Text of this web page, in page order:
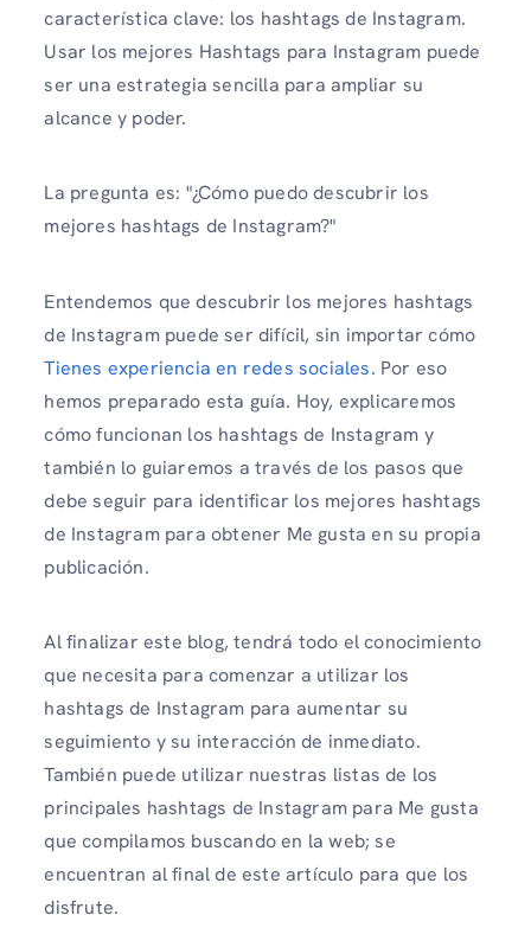
característica clave: los hashtags de Instagram.
Usar los mejores Hashtags para Instagram puede
ser una estrategia sencilla para ampliar su
alcance y poder.
La pregunta es: "¿Cómo puedo descubrir los
mejores hashtags de Instagram?"
Entendemos que descubrir los mejores hashtags
de Instagram puede ser difícil, sin importar cómo
Tienes experiencia en redes sociales. Por eso
hemos preparado esta guía. Hoy, explicaremos
cómo funcionan los hashtags de Instagram y
también lo guiaremos a través de los pasos que
debe seguir para identificar los mejores hashtags
de Instagram para obtener Me gusta en su propia
publicación.
Al finalizar este blog, tendrá todo el conocimiento
que necesita para comenzar a utilizar los
hashtags de Instagram para aumentar su
seguimiento y su interacción de inmediato.
También puede utilizar nuestras listas de los
principales hashtags de Instagram para Me gusta
que compilamos buscando en la web; se
encuentran al final de este artículo para que los
disfrute.